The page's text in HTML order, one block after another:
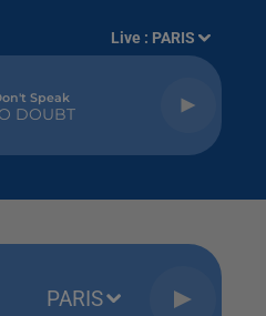
Live : PARIS
Speak
DOUBT
PARIS